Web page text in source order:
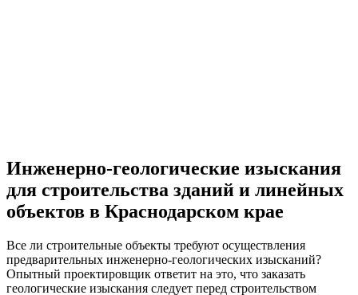
Инженерно-геологические изыскания
для строительства зданий и линейных
объектов в Краснодарском крае
Все ли строительные объекты требуют осуществления
предварительных инженерно-геологических изысканий?
Опытный проектировщик ответит на это, что заказать
геологические изыскания следует перед строительством